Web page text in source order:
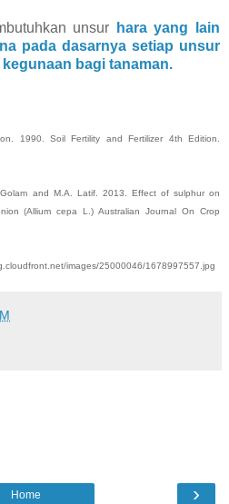
unsur
hara yang lain
pada dasarnya setiap unsur
bagi tanaman.
1990. Soil Fertility and Fertilizer 4th Edition.
and M.A. Latif. 2013. Effect of sulphur on
(Allium cepa L.) Australian Journal On Crop
images/25000046/1678997557.jpg
›
Home